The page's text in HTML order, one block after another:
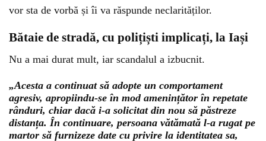
vor sta de vorbă și îi va răspunde neclarităților.
Bătaie de stradă, cu polițiști implicați, la Iași
Nu a mai durat mult, iar scandalul a izbucnit.
„Acesta a continuat să adopte un comportament
agresiv, apropiindu-se în mod amenințător în repetate
rânduri, chiar dacă i-a solicitat din nou să păstreze
distanța. În continuare, persoana vătămată l-a rugat pe
martor să furnizeze date cu privire la identitatea sa,